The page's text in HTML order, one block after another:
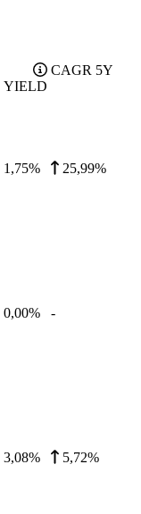
YIELD
CAGR 5Y
1,75% 25,99%
0,00% -
3,08% 5,72%